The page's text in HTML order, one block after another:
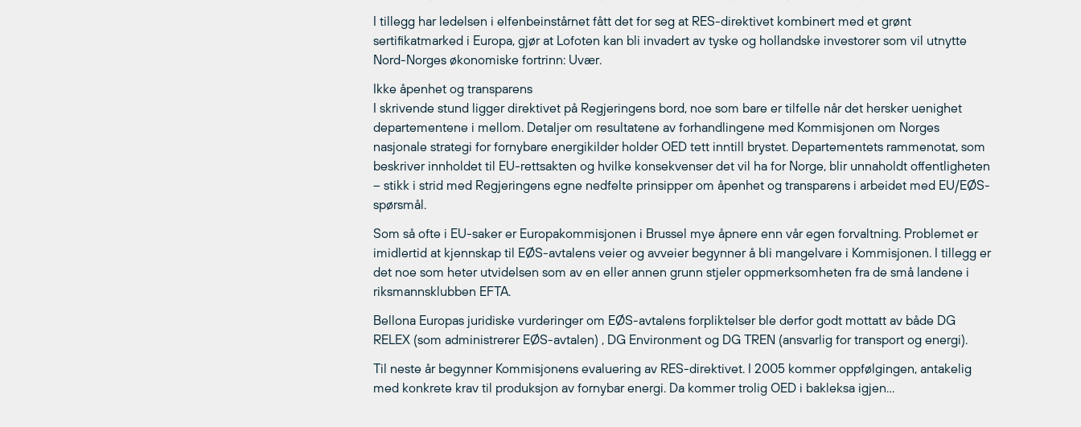
I tillegg har ledelsen i elfenbeinstårnet fått det for seg at RES-direktivet kombinert med et grønt
sertifikatmarked i Europa, gjør at Lofoten kan bli invadert av tyske og hollandske investorer som vil utnytte
Nord-Norges økonomiske fortrinn: Uvær.
Ikke åpenhet og transparens
I skrivende stund ligger direktivet på Regjeringens bord, noe som bare er tilfelle når det hersker uenighet
departementene i mellom. Detaljer om resultatene av forhandlingene med Kommisjonen om Norges
nasjonale strategi for fornybare energikilder holder OED tett inntill brystet. Departementets rammenotat, som
beskriver innholdet til EU-rettsakten og hvilke konsekvenser det vil ha for Norge, blir unnaholdt offentligheten
– stikk i strid med Regjeringens egne nedfelte prinsipper om åpenhet og transparens i arbeidet med EU/EØS-
spørsmål.
Som så ofte i EU-saker er Europakommisjonen i Brussel mye åpnere enn vår egen forvaltning. Problemet er
imidlertid at kjennskap til EØS-avtalens veier og avveier begynner å bli mangelvare i Kommisjonen. I tillegg er
det noe som heter utvidelsen som av en eller annen grunn stjeler oppmerksomheten fra de små landene i
riksmannsklubben EFTA.
Bellona Europas juridiske vurderinger om EØS-avtalens forpliktelser ble derfor godt mottatt av både DG
RELEX (som administrerer EØS-avtalen) , DG Environment og DG TREN (ansvarlig for transport og energi).
Til neste år begynner Kommisjonens evaluering av RES-direktivet. I 2005 kommer oppfølgingen, antakelig
med konkrete krav til produksjon av fornybar energi. Da kommer trolig OED i bakleksa igjen…